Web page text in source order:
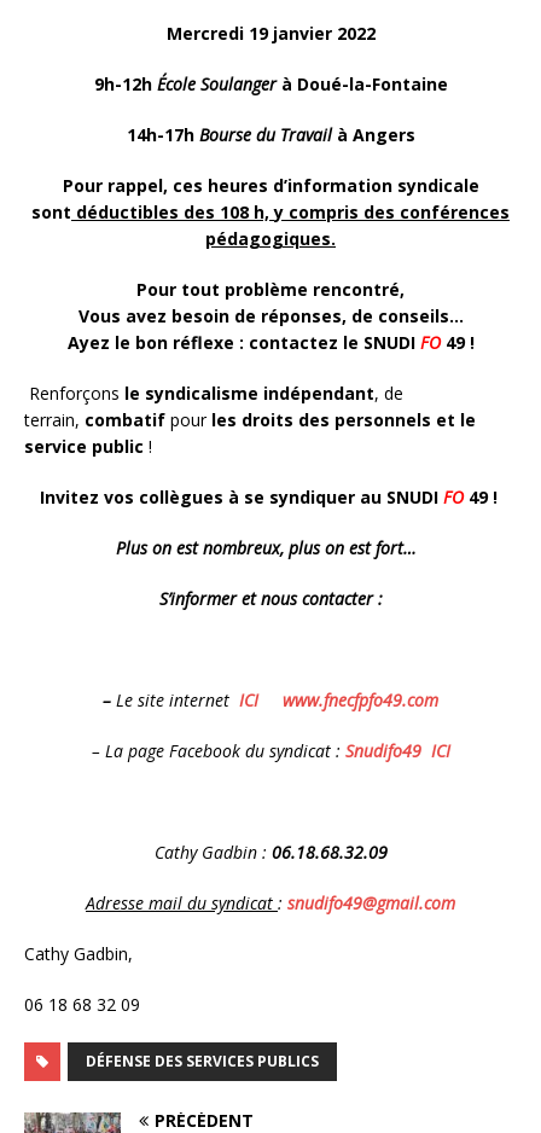
Mercredi 19 janvier 2022
9h-12h École Soulanger à Doué-la-Fontaine
14h-17h Bourse du Travail à Angers
Pour rappel, ces heures d’information syndicale
sont déductibles des 108 h,y compris des conférences
pédagogiques.
Pour tout problème rencontré,
Vous avez besoin de réponses, de conseils…
Ayez le bon réflexe : contactez le SNUDI FO 49 !
Renforçons le syndicalisme indépendant, de
terrain, combatif pour les droits des personnels et le
service public !
Invitez vos collègues à se syndiquer au SNUDIFO 49!
Plus on est nombreux, plus on est fort…
S’informer et nous contacter :
– Le site internet ICI www.fnecfpfo49.com
– La page Facebook du syndicat: Snudifo49 ICI
Cathy Gadbin : 06.18.68.32.09
Adresse mail du syndicat : snudifo49@gmail.com
Cathy Gadbin,
06 18 68 32 09
DÉFENSE DES SERVICES PUBLICS
PRÉCÉDENT